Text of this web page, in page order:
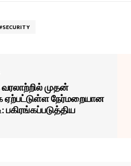
#SECURITY
முதன்
ஏற்பட்டுள்ள நேர்மறையான
பகிரங்கப்படுத்திய